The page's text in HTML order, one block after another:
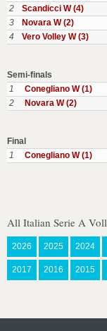
2
Scandicci W (4)
3
Novara W (2)
4
Vero Volley W (3)
Semi-finals
1
Conegliano W (1)
2
Novara W (2)
Final
1
Conegliano W (1)
All Italian Serie A
2026 2025 2024
2017 2016 2015